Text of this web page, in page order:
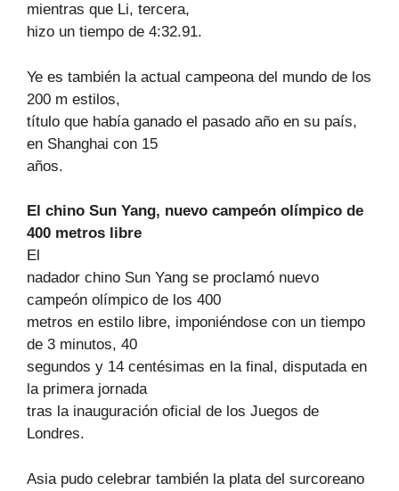
mientras que Li, tercera,
hizo un tiempo de 4:32.91.
Ye es también la actual campeona del mundo de los
200 m estilos,
título que había ganado el pasado año en su país,
en Shanghai con 15
años.
El chino Sun Yang, nuevo campeón olímpico de
400 metros libre
El
nadador chino Sun Yang se proclamó nuevo
campeón olímpico de los 400
metros en estilo libre, imponiéndose con un tiempo
de 3 minutos, 40
segundos y 14 centésimas en la final, disputada en
la primera jornada
tras la inauguración oficial de los Juegos de
Londres.
Asia pudo celebrar también la plata del surcoreano